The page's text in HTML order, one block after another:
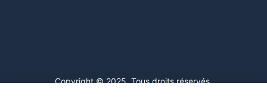
Copyright © 2025. Tous droits réservés.